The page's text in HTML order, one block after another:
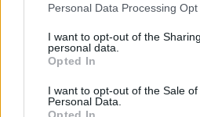
Personal Data Processing
I want to opt-out of the
personal data.
Opted In
I want to opt-out of the Sale of
Personal Data.
matière pratique, un détail
organisationnel mérite une
fin de journée, vous pourriez
de maîtrise appréciable.
Sagittaire— Le 06 July 2026